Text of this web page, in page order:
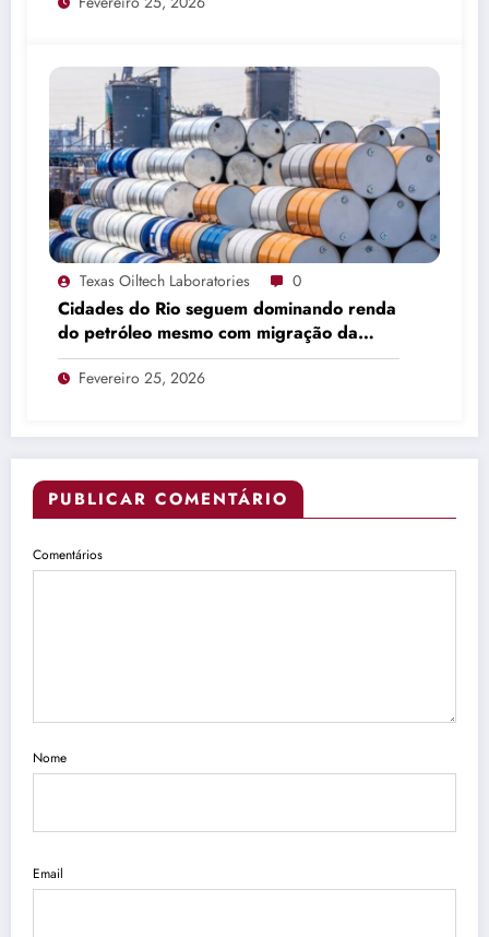
Texas Oiltech Laboratories 0
Cidades do Rio seguem dominando renda
do petróleo mesmo com migração da
produção
Fevereiro 25, 2026
PUBLICAR COMENTÁRIO
Comentários
Nome
Email